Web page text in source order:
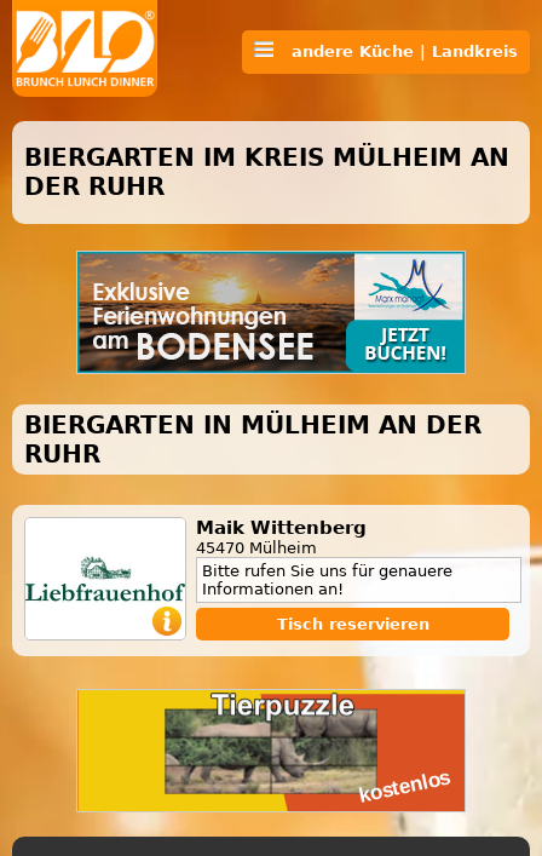
andere Küche | Landkreis
BIERGARTEN IM KREIS MÜLHEIM AN
DER RUHR
BIERGARTEN IN MÜLHEIM AN DER
RUHR
Maik Wittenberg
45470 Mülheim
Bitte rufen Sie uns für genauere
Informationen an!
Tisch reservieren